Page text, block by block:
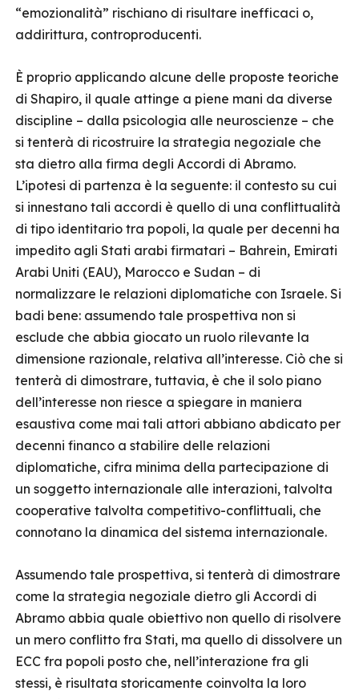
“emozionalità” rischiano di risultare inefficaci o,
addirittura, controproducenti.
È proprio applicando alcune delle proposte teoriche
di Shapiro, il quale attinge a piene mani da diverse
discipline – dalla psicologia alle neuroscienze – che
si tenterà di ricostruire la strategia negoziale che
sta dietro alla firma degli Accordi di Abramo.
L’ipotesi di partenza è la seguente: il contesto su cui
si innestano tali accordi è quello di una conflittualità
di tipo identitario tra popoli, la quale per decenni ha
impedito agli Stati arabi firmatari – Bahrein, Emirati
Arabi Uniti (EAU), Marocco e Sudan – di
normalizzare le relazioni diplomatiche con Israele. Si
badi bene: assumendo tale prospettiva non si
esclude che abbia giocato un ruolo rilevante la
dimensione razionale, relativa all’interesse. Ciò che si
tenterà di dimostrare, tuttavia, è che il solo piano
dell’interesse non riesce a spiegare in maniera
esaustiva come mai tali attori abbiano abdicato per
decenni financo a stabilire delle relazioni
diplomatiche, cifra minima della partecipazione di
un soggetto internazionale alle interazioni, talvolta
cooperative talvolta competitivo-conflittuali, che
connotano la dinamica del sistema internazionale.
Assumendo tale prospettiva, si tenterà di dimostrare
come la strategia negoziale dietro gli Accordi di
Abramo abbia quale obiettivo non quello di risolvere
un mero conflitto fra Stati, ma quello di dissolvere un
ECC fra popoli posto che, nell’interazione fra gli
stessi, è risultata storicamente coinvolta la loro